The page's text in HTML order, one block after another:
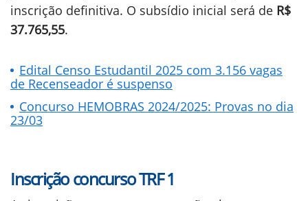
inscrição definitiva. O subsídio inicial será de R$
37.765,55.
Edital Censo Estudantil 2025 com 3.156 vagas
de Recenseador é suspenso
Concurso HEMOBRAS 2024/2025: Provas no dia
23/03
Inscrição concurso TRF 1